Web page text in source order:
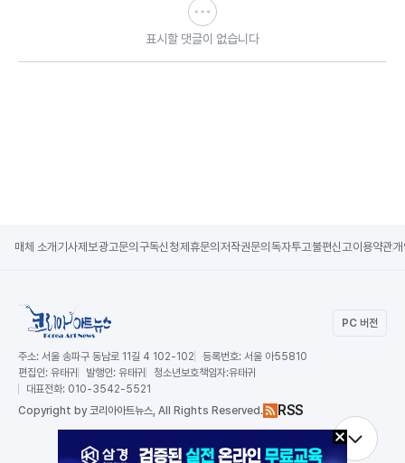
표시할 댓글이 없습니다
매체 소개 기사제보광고문의 구독신청제휴문의 저작권문의 독자투고불편신고이용약관
PC 버전
주소: 서울 송파구 동남로 11길 4 102-102 등록번호: 서울 아55810
편집인: 유태귀 발행인: 유태귀 청소년보호책임자:유태귀
대표전화: 010-3542-5521
Copyright by 코리아아트뉴스, All Rights Reserved. RSS